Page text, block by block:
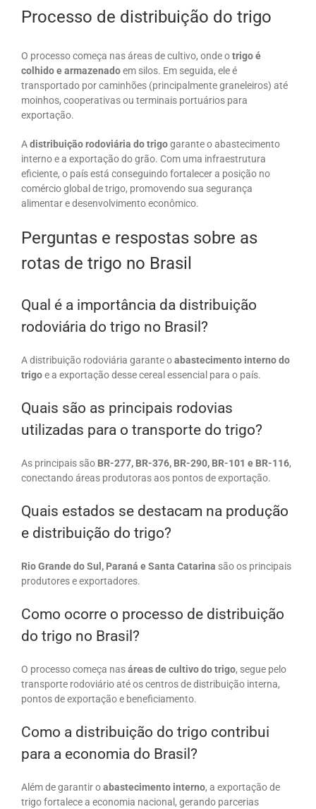
Processo de distribuição do trigo
O processo começa nas áreas de cultivo, onde otrigo é
colhido e armazenadoem silos. Em seguida, ele é
transportado por caminhões (principalmente graneleiros) até
moinhos, cooperativas ou terminais portuários para
exportação.
Adistribuição rodoviária do trigogarante o abastecimento
interno e a exportação do grão. Com uma infraestrutura
eficiente, o país está conseguindo fortalecer a posição no
comércio global de trigo, promovendo sua segurança
alimentar e desenvolvimento econômico.
Perguntas e respostas sobre as
rotas de trigo no Brasil
Qual é a importância da distribuição
rodoviária do trigo no Brasil?
A distribuição rodoviária garante oabastecimento interno do
trigoe a exportação desse cereal essencial para o país.
Quais são as principais rodovias
utilizadas para o transporte do trigo?
As principais são BR-277, BR-376, BR-290, BR-101 e BR-116,
conectando áreas produtoras aos pontos de exportação.
Quais estados se destacam na produção
e distribuição do trigo?
Rio Grande do Sul, Paraná e Santa Catarina são os principais
produtores e exportadores.
Como ocorre o processo de distribuição
do trigo no Brasil?
O processo começa nasáreas de cultivo do trigo, segue pelo
transporte rodoviário até os centros de distribuição interna,
pontos de exportação e beneficiamento.
Como a distribuição do trigo contribui
para a economia do Brasil?
Além de garantir oabastecimento interno, a exportação de
trigo fortalece a economia nacional, gerando parcerias